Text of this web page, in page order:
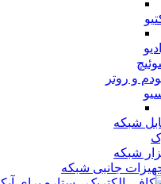
و روتر
شبکه
شبکه
جانبی شبکه